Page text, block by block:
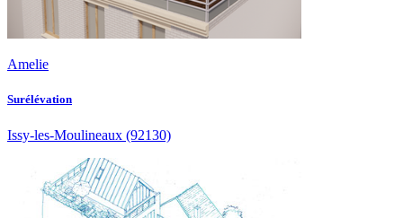
Amelie
Surélévation
Issy-les-Moulineaux (92130)